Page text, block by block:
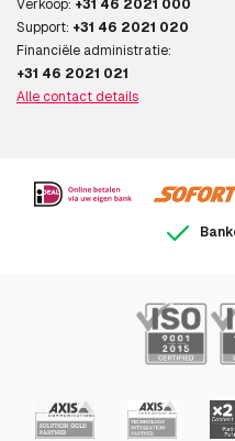
Verkoop: +31 46 2021 000
Support: +31 46 2021 020
Financiële administratie:
+31 46 2021 021
Alle contact details